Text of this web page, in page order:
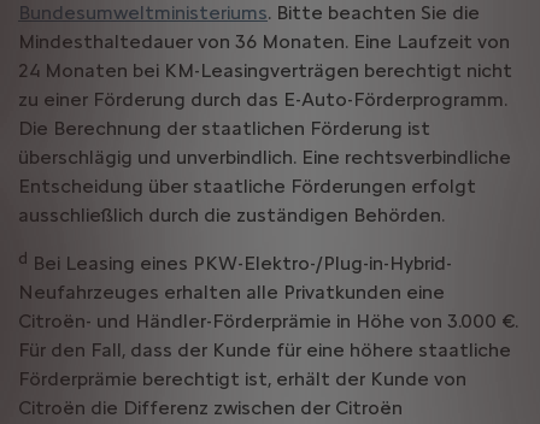
Bundesumweltministeriums. Bitte beachten Sie die
Mindesthaltedauer von 36 Monaten. Eine Laufzeit von
24 Monaten bei KM-Leasingverträgen berechtigt nicht
zu einer Förderung durch das E-Auto-Förderprogramm.
Die Berechnung der staatlichen Förderung ist
überschlägig und unverbindlich. Eine rechtsverbindliche
Entscheidung über staatliche Förderungen erfolgt
ausschließlich durch die zuständigen Behörden.
d Bei Leasing eines PKW-Elektro-/Plug-in-Hybrid-
Neufahrzeuges erhalten alle Privatkunden eine
Citroën- und Händler-Förderprämie in Höhe von 3.000 €.
Für den Fall, dass der Kunde für eine höhere staatliche
Förderprämie berechtigt ist, erhält der Kunde von
Citroën die Differenz zwischen der Citroën